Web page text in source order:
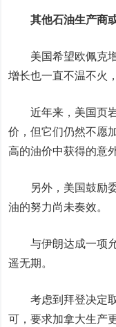
其他石油生产商
美国希望欧佩克增
增长也一直不温不火
近年来，美国页岩
价，但它们仍然不愿
高的油价中获得的意
另外，美国鼓励委
油的努力尚未奏效。
与伊朗达成一项允
遥无期。
考虑到拜登决定取
可，要求加拿大生产